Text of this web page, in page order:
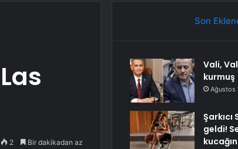
2 Bir dakikadan az
Son
Vali,
kurmuş
Ağustos
Şarkıcı
geldi!